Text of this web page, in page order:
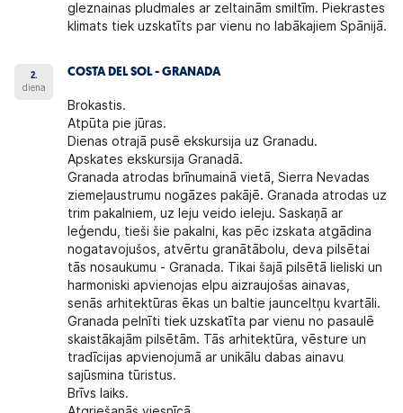
gleznainas pludmales ar zeltainām smiltīm. Piekrastes
klimats tiek uzskatīts par vienu no labākajiem Spānijā.
2.
diena
COSTA DEL SOL - GRANADA
Brokastis.
Atpūta pie jūras.
Dienas otrajā pusē ekskursija uz Granadu.
Apskates ekskursija Granadā.
Granada atrodas brīnumainā vietā, Sierra Nevadas
ziemeļaustrumu nogāzes pakājē. Granada atrodas uz
trim pakalniem, uz leju veido ieleju. Saskaņā ar
leģendu, tieši šie pakalni, kas pēc izskata atgādina
nogatavojušos, atvērtu granātābolu, deva pilsētai
tās nosaukumu - Granada. Tikai šajā pilsētā lieliski un
harmoniski apvienojas elpu aizraujošas ainavas,
senās arhitektūras ēkas un baltie jaunceltņu kvartāli.
Granada pelnīti tiek uzskatīta par vienu no pasaulē
skaistākajām pilsētām. Tās arhitektūra, vēsture un
tradīcijas apvienojumā ar unikālu dabas ainavu
sajūsmina tūristus.
Brīvs laiks.